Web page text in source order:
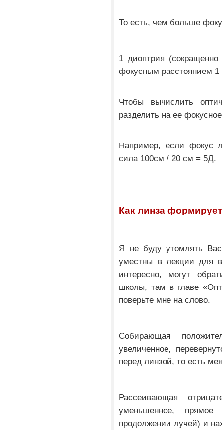
То есть, чем больше
1 диоптрия
фокусным расстоянием 1
Чтобы вычислить
разделить на ее
Например, если фокус
сила 100см / 20 см = 5Д.
Как линза
Я не буду утомлять
уместны в лекции для
интересно, могут
школы, там в главе
поверьте мне на слово.
Собирающая
увеличенное,
перед линзой, то есть
Рассеивающая
уменьшенное,
продолжении лучей) и